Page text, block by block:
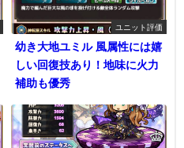
ユニット評価
幼き大地ユミル 風属性には嬉
しい回復技あり！地味に火力
補助も優秀